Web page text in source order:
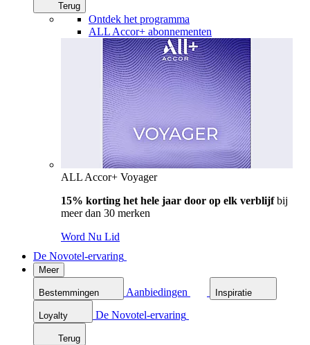
Terug
Ontdek het programma
ALL Accor+ abonnementen
ALL Accor+ Voyager
15% korting het hele jaar door op elk verblijfbij
meer dan 30 merken
Word Nu Lid
De Novotel-ervaring
Meer
Bestemmingen Aanbiedingen Inspiratie
Loyalty De Novotel-ervaring
Terug